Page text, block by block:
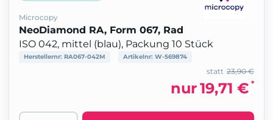
Microcopy
NeoDiamond RA, Form 067, Rad
ISO 042, mittel (blau), Packung 10 Stück
Herstellernr: RA067-042M Artikelnr: W-569874
23,90 €
statt
nur19,71 € *